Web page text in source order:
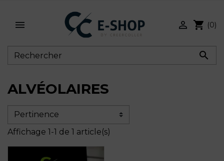


 shopping_cart (0)
ALVÉOLAIRES
Affichage 1-1 de 1 article(s)